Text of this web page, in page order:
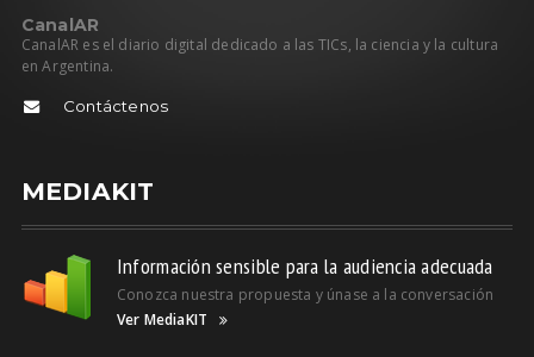
CanalAR
CanalAR es el diario digital dedicado a las TICs, la ciencia y la cultura
en Argentina.
Contáctenos
MEDIAKIT
Información sensible para la audiencia adecuada
Conozca nuestra propuesta y únase a la conversación
Ver MediaKIT